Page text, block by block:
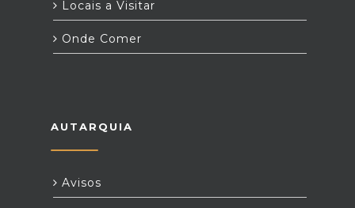
Locais a Visitar
Onde Comer
AUTARQUIA
Avisos